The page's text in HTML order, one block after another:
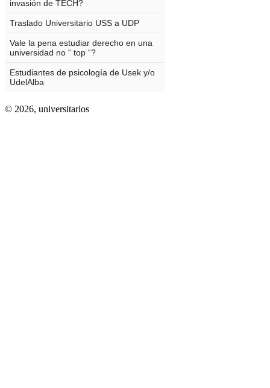
© 2026, universitarios